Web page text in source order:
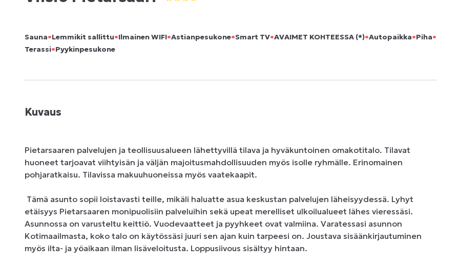
Sauna•Lemmikit sallittu•Ilmainen WIFI•Astianpesukone•Smart TV•AVAIMET KOHTEESSA (*)•Autopaikka•Piha•
Terassi•Pyykinpesukone
Kuvaus
Pietarsaaren palvelujen ja teollisuusalueen lähettyvillä tilava ja hyväkuntoinen omakotitalo. Tilavat
huoneet tarjoavat viihtyisän ja väljän majoitusmahdollisuuden myös isolle ryhmälle. Erinomainen
pohjaratkaisu. Tilavissa makuuhuoneissa myös vaatekaapit.
etäisyys Pietarsaaren monipuolisiin palveluihin sekä upeat merelliset ulkoilualueet lähes vieressäsi.
Asunnossa on varusteltu keittiö. Vuodevaatteet ja pyyhkeet ovat valmiina. Varatessasi asunnon
Kotimaailmasta, koko talo on käytössäsi juuri sen ajan kuin tarpeesi on. Joustava sisäänkirjautuminen
myös ilta- ja yöaikaan ilman lisäveloitusta. Loppusiivous sisältyy hintaan.